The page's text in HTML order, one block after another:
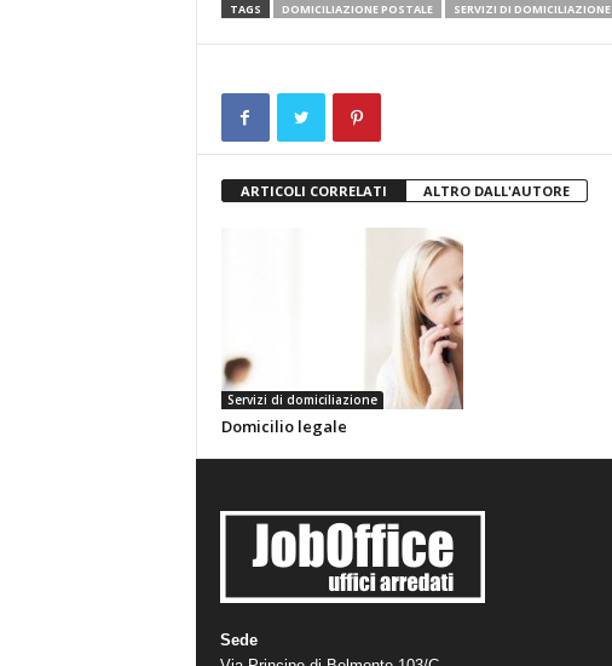
TAGS DOMICILIAZIONE POSTALE SERVIZI DI DOMICILIAZIONE
ARTICOLI CORRELATI ALTRO DALL'AUTORE
Servizi di domiciliazione
Domicilio legale
Sede